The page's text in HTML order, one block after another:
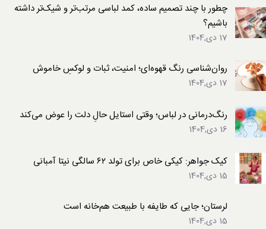
چطور با چند تصمیم ساده، کمد لباسی مرتب‌تر و شیک‌تر داشته
باشیم؟
17 دی,1404
روان‌شناسی رنگ قهوه‌ای؛ امنیت، ثبات و لوکسِ خاموش
17 دی,1404
رنگ‌درمانی در لباس؛ وقتی استایل حالِ دلت را عوض می‌کند
16 دی,1404
کیک جواهر: کیکی خاص برای تولد ۶۲ سالگی نیتا آمبانی
15 دی,1404
لرستان؛ جایی که طایفه با طبیعت هم‌خانه است
15 دی,1404